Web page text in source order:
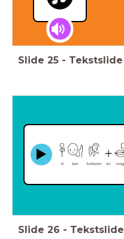
Slide 25 - Tekstslide
Slide 26 - Tekstslide